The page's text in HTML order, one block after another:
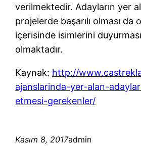
verilmektedir. Adayların yer
projelerde başarılı olması da
içerisinde isimlerini
olmaktadır.
Kaynak: http://
ajanslarinda-yer-alan-
etmesi-gerekenler/
Kasım 8, 2017admin